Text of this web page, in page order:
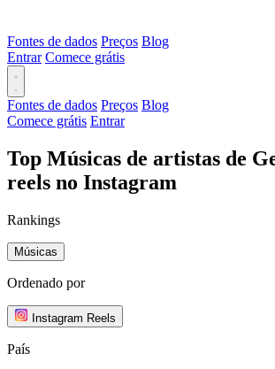
Fontes de dados Preços Blog
Entrar Comece grátis
Fontes de dados Preços Blog
Comece grátis Entrar
Top Músicas de artistas de
reels no Instagram
Rankings
Músicas
Ordenado por
Instagram Reels
País